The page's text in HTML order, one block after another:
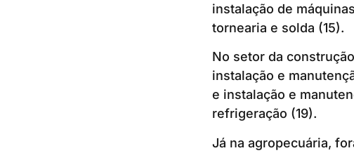
instalação de
tornearia e solda (15).
No setor da
instalação e
e instalação e
refrigeração (19).
Já na agropecuária,